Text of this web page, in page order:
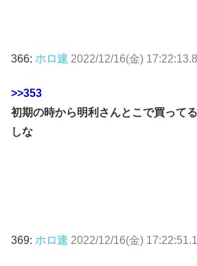
366: ホロ速 2022/12/16(金)
>>353
初期の時から明利さんとこで買って
しな
369: ホロ速 2022/12/16(金)